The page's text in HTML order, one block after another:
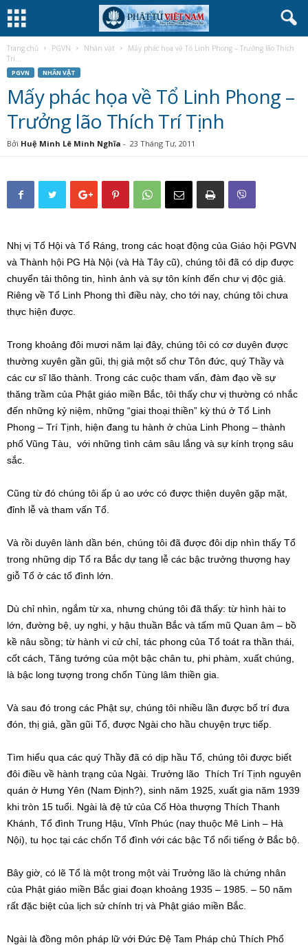
Trang chủ PGVN Nhân vật
Mấy phác họa về Tổ Linh Phong – Trưởng lão Thích
Trí...
PGVN NHÂN VẬT
Mấy phác họa về Tổ Linh Phong –
Trưởng lão Thích Trí Tịnh
Bởi Huệ Minh Lê Minh Nghĩa - 23 Tháng Tư, 2011
Nhị vị Tổ Hội và Tổ Ráng, trong các hoạt động của Giáo hội PGVN
và Thành hội PG Hà Nội (và Hà Tây cũ), chúng tôi đã có dịp được
chuyển tải thông tin, hình ảnh và sự tôn kính đến chư vị độc giả.
Riêng về Tổ Linh Phong thì điều này, cho tới nay, chúng tôi chưa
thực hiện được.
Trong khoảng đôi mươi năm lại đây, chúng tôi có cơ duyên được
thường xuyên gần gũi, thị giả một số chư Tôn đức, quý Thầy và
các cư sĩ lão thành. Trong các cuộc tham vấn, đàm đạo về sự
thăng trầm của Phật giáo miền Bắc, tôi thấy chư vị thường có nhắc
đến những kỷ niệm, những “giai thoại thiền” kỳ thú ở Tổ Linh
Phong – Trí Tịnh, hiện đang tu hành ở chùa Linh Phong – thành
phố Vũng Tàu, với những tình cảm sâu lắng và sự kính trọng sâu
sắc.
Cũng từ đó chúng tôi ấp ủ ao ước có được thiện duyên gặp mặt,
đỉnh lễ và tham vấn Tổ.
Và rồi duyên lành dần bén, chúng tôi đã được đôi dịp nhìn thấy Tổ
trong những dịp Tổ ra Bắc dự tang lễ các bậc trưởng thượng hay
giỗ Tổ ở các tổ đình lớn.
Dù chỉ nhìn, ngắm từ xa, nhưng chúng tôi đã thấy: từ hình hài to
lớn, đường bệ, uy nghi, y hậu thuần Bắc và tấm mũ Quan âm – bồ
kề nâu sồng; từ hành vi cử chỉ, tác phong của Tổ toát ra thần thái,
cốt cách, Tăng tướng của một bậc chân tu, phi phàm, xuất chúng,
là bậc long tượng trong chốn Tùng lâm thiền gia.
Và sau đó trong các Phật sự, chúng tôi nhiều lần được bố trí đưa
đón, thị giả, gần gũi Tổ, được Ngài cho hầu chuyện trực tiếp.
Tìm hiểu qua các quý Thầy đã có dịp hầu Tổ, chúng tôi được biết
đôi điều về hành trạng của Ngài. Trưởng lão Thích Trí Tịnh nguyên
quán ở Hưng Yên (Nam Định?), sinh năm 1925, xuất gia năm 1939
khi tròn 15 tuổi. Ngài là đệ tử của Cố Hòa thượng Thích Thanh
Khánh, Tổ đình Trung Hậu, Vĩnh Phúc (nay thuộc Mê Linh – Hà
Nội), tu học tại các chốn Tổ đình với các bậc Tổ nổi tiếng ở Bắc bộ.
Bây giờ, có lẽ Tổ là một trong một vài Trưởng lão là chứng nhân
của Phật giáo miền Bắc giai đoạn khoảng 1935 – 1985. – 50 năm
rất đặc biệt của lịch sử chính trị và Phật giáo miền Bắc.
Ngài là đồng môn pháp lữ với Đức Đệ Tam Pháp chủ Thích Phổ